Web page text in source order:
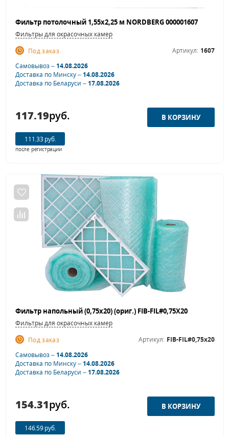
Фильтр потолочный 1,55х2,25 м NORDBERG 000001607
Фильтры для окрасочных камер
Под заказ
Артикул: 1607
Самовывоз –14.08.2026
Доставка по Минску –14.08.2026
Доставка по Беларуси –17.08.2026
117.19руб.
111.33 руб.
после регистрации
Фильтр напольный (0,75х20) (ориг.) FIB-FIL#0,75Х20
Фильтры для окрасочных камер
Под заказ
Артикул: FIB-FIL#0,75х20
Самовывоз –14.08.2026
Доставка по Минску –14.08.2026
Доставка по Беларуси –17.08.2026
154.31руб.
146.59 руб.